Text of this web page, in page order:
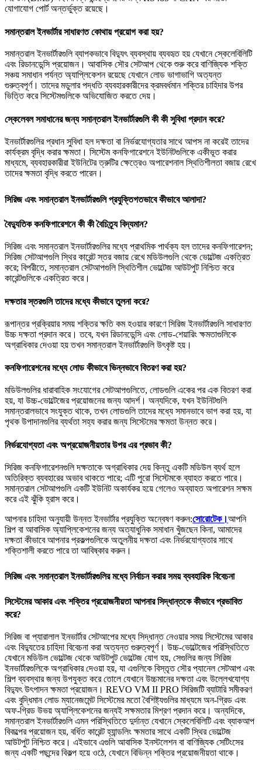
যোগাযোগ পোর্ট অন্তর্ভুক্ত রয়েছে।
সমান্তরাল ইনভার্টার সাধারণত কোথায় প্রয়োগ করা হয়?
সমান্তরাল ইনভার্টারগুলি ব্যাপকভাবে বিদ্যুৎ ব্যবস্থায় ব্যবহৃত হয় যেখানে স্কেলেবিলিটি
এবং রিডানডেন্সি প্রয়োজন। আবাসিক সৌর সেটআপ থেকে শুরু করে বাণিজ্যিক শক্তি
সঞ্চয় সমাধান পর্যন্ত অ্যাপ্লিকেশন রয়েছে যেখানে লোড ভাগাভাগি অত্যন্ত
গুরুত্বপূর্ণ। তাদের মডুলার পদ্ধতি ব্যবহারকারীদের ক্রমবর্ধমান শক্তির চাহিদার উপর
ভিত্তি করে সিস্টেমগুলিকে অভিযোজিত করতে দেয়।
স্কেলেবল সমাধানের জন্য সমান্তরাল ইনভার্টারগুলি কী কী সুবিধা প্রদান করে?
ইনভার্টারগুলির প্রধান সুবিধা হল দক্ষতা বা নির্ভরযোগ্যতার সাথে আপস না করেই তাদের
কার্যক্রম বৃদ্ধি করার ক্ষমতা। সিস্টেম কনফিগারেশনে ইউনিটগুলিকে একীভূত করার
মাধ্যমে, ব্যবহারকারীরা ইউনিটের ত্রুটির ক্ষেত্রেও অপারেশনাল স্থিতিশীলতা বজায় রেখে
তাদের ক্ষমতা বৃদ্ধি করতে পারেন।
সিরিজ এবং সমান্তরাল ইনভার্টারগুলি প্রযুক্তিগতভাবে কীভাবে আলাদা?
বৈদ্যুতিক কনফিগারেশনে কী কী বৈচিত্র্য বিদ্যমান?
সিরিজ এবং সমান্তরাল ইনভার্টারগুলির মধ্যে প্রাথমিক পার্থক্য হল তাদের কনফিগারেশন;
সিরিজ সেটআপগুলি স্থির কারেন্ট স্তর বজায় রেখে মডিউলগুলি থেকে ভোল্টেজ একত্রিত
করে; বিপরীতে, সমান্তরাল সেটআপগুলি স্থিতিশীল ভোল্টেজ আউটপুট নিশ্চিত করে
কারেন্টগুলিকে একত্রিত করে।
দক্ষতার স্তরগুলি তাদের মধ্যে কীভাবে তুলনা করে?
রূপান্তর প্রক্রিয়ার সময় শক্তির ক্ষতি কম হওয়ার কারণে সিরিজ ইনভার্টারগুলি সাধারণত
উচ্চ দক্ষতা প্রদান করে। তবে, যখন রিডানডেন্সি এবং লোড-শেয়ারিং ক্ষমতাগুলিকে
অগ্রাধিকার দেওয়া হয় তখন সমান্তরাল ইনভার্টারগুলি উৎকৃষ্ট হয়।
কনফিগারেশনের মধ্যে লোড কীভাবে ভিন্নভাবে বিতরণ করা হয়?
মডিউলগুলির ধারাবাহিক সংযোগের সেটআপগুলিতে, লোডগুলি একের পর এক বিতরণ করা
হয়, যা উচ্চ-ভোল্টেজের প্রয়োজনের জন্য আদর্শ। অন্যদিকে, যখন ইউনিটগুলি
সমান্তরালভাবে সংযুক্ত থাকে, তখন লোডগুলি তাদের মধ্যে সমানভাবে ভাগ করা হয়, যা
পৃথক উপাদানগুলির ব্যর্থতা সহ্য করার জন্য সিস্টেমের ক্ষমতা উন্নত করে।
নির্ভরযোগ্যতা এবং অপ্রয়োজনীয়তার উপর এর প্রভাব কী?
সিরিজ কনফিগারেশনগুলি দক্ষতাকে অগ্রাধিকার দেয় কিন্তু একটি মডিউল ব্যর্থ হলে
অতিরিক্ত ব্যবহারের অভাব থাকতে পারে; এটি পুরো সিস্টেমকে ব্যাহত করতে পারে।
সমান্তরাল সেটআপগুলি একটি ইউনিট অকার্যকর হয়ে গেলেও অব্যাহত অপারেশন সক্ষম
করে এই ঝুঁকি হ্রাস করে।
আপনার চাহিদা অনুযায়ী উন্নত ইনভার্টার প্রযুক্তি অন্বেষণ করুন:সোরোটেক।আপনি
শিল্প বা আবাসিক অ্যাপ্লিকেশনের জন্য অত্যাধুনিক সমাধান খুঁজছেন কিনা, আমাদের
দক্ষতা কীভাবে আপনার প্রকল্পগুলিকে অতুলনীয় দক্ষতা এবং নির্ভরযোগ্যতার সাথে
শক্তিশালী করতে পারে তা আবিষ্কার করুন।
সিরিজ এবং সমান্তরাল ইনভার্টারগুলির মধ্যে নির্বাচন করার সময় ব্যবহারিক বিবেচনা
সিস্টেমের আকার এবং শক্তির প্রয়োজনীয়তা আপনার সিদ্ধান্তকে কীভাবে প্রভাবিত
করে?
সিরিজ বা প্যারালাল ইনভার্টার সেটআপের মধ্যে সিদ্ধান্ত নেওয়ার সময় সিস্টেমের আকার
এবং বিদ্যুতের চাহিদা বিবেচনা করা অত্যন্ত গুরুত্বপূর্ণ। উচ্চ-ভোল্টেজের পরিস্থিতিতে
যেখানে মডিউল ভোল্টেজ থেকে আউটপুট ভোল্টেজ যোগ হয়, সেগুলির জন্য সিরিজ
ইনভার্টারগুলিকে অগ্রাধিকার দেওয়া হয়, যা এগুলিকে বিস্তৃত সৌর প্যানেল সেটআপ এবং
শিল্প ব্যবস্থার জন্য উপযুক্ত করে তোলে যেখানে উচ্চমানের দক্ষতা এবং উল্লেখযোগ্য
বিদ্যুৎ উৎপাদন ক্ষমতা প্রয়োজন। REVO VM II PRO সিরিজটি ব্যাটারি সমীকরণ
এবং বুদ্ধিমান লোড ম্যানেজমেন্ট সিস্টেমের মতো বৈশিষ্ট্যগুলির মাধ্যমে অন-গ্রিড এবং
অফ-গ্রিড উভয় অ্যাপ্লিকেশনের জন্যই সক্ষমতার মিশ্রণ প্রদান করে। অন্যদিকে,
সমান্তরাল ইনভার্টারগুলি এমন পরিস্থিতিতে দুর্দান্ত যেখানে স্কেলেবিলিটি এবং ব্যাকআপ
বিকল্পের প্রয়োজন হয়, বর্ধিত কারেন্ট হ্যান্ডলিং ক্ষমতার সাথে একটি স্থির ভোল্টেজ
আউটপুট নিশ্চিত করে। এইভাবে এগুলি আবাসিক ইনস্টলেশন বা বাণিজ্যিক সেটিংসের
জন্য একটি পছন্দের বিকল্প হয়ে ওঠে, যেখানে বিভিন্ন শক্তির প্রয়োজনীয়তা থাকে।